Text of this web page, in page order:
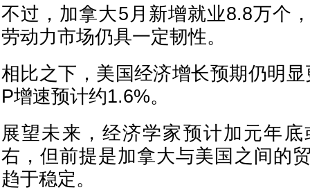
不过，加拿大5月新增就业8.8万个
劳动力市场仍具一定韧性。
相比之下，美国经济增长预期仍明
P增速预计约1.6%。
展望未来，经济学家预计加元年
右，但前提是加拿大与美国之间的
趋于稳定。